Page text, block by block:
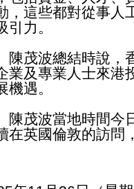
，這些都對從事人
引力。
茂波總結時說，香
業及專業人士來港
機遇。
茂波當地時間今日
在英國倫敦的訪問